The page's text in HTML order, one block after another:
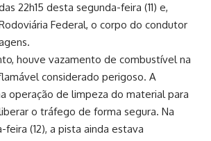
22h15 desta segunda-feira (11) e,
Federal, o corpo do condutor
houve vazamento de combustível na
considerado perigoso. A
operação de limpeza do material para
o tráfego de forma segura. Na
(12), a pista ainda estava